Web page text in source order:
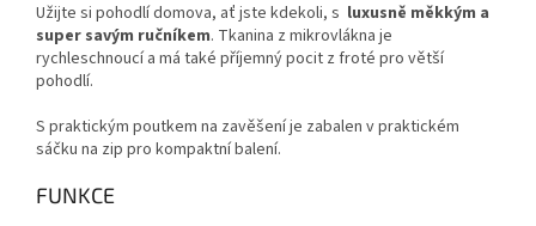
Užijte si pohodlí domova, ať jste kdekoli, s luxusně měkkým a
super savým ručníkem. Tkanina z mikrovlákna je
rychleschnoucí a má také příjemný pocit z froté pro větší
pohodlí.
S praktickým poutkem na zavěšení je zabalen v praktickém
sáčku na zip pro kompaktní balení.
FUNKCE